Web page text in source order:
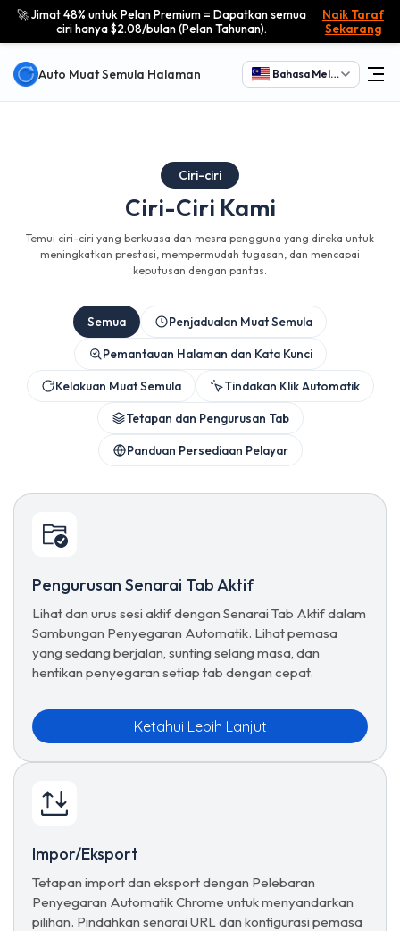
🚀 Jimat 48% untuk Pelan Premium = Dapatkan semua
ciri hanya $2.08/bulan (Pelan Tahunan).
Naik Taraf
Sekarang
Auto Muat Semula Halaman Bahasa Melayu
Ciri-ciri
Ciri-Ciri Kami
Temui ciri-ciri yang berkuasa dan mesra pengguna yang direka untuk
meningkatkan prestasi, mempermudah tugasan, dan mencapai
keputusan dengan pantas.
Semua
Penjadualan Muat Semula
Pemantauan Halaman dan Kata Kunci
Kelakuan Muat Semula
Tindakan Klik Automatik
Tetapan dan Pengurusan Tab
Panduan Persediaan Pelayar
Pengurusan Senarai Tab Aktif
Lihat dan urus sesi aktif dengan Senarai Tab Aktif dalam
Sambungan Penyegaran Automatik. Lihat pemasa
yang sedang berjalan, sunting selang masa, dan
hentikan penyegaran setiap tab dengan cepat.
Ketahui Lebih Lanjut
Impor/Eksport
Tetapan import dan eksport dengan Pelebaran
Penyegaran Automatik Chrome untuk menyandarkan
pilihan. Pindahkan senarai URL dan konfigurasi pemasa